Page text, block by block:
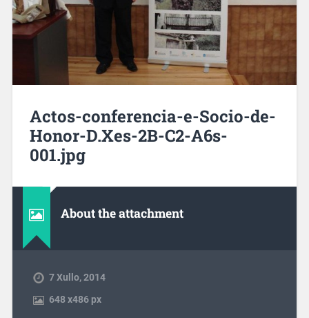
Actos-conferencia-e-Socio-de-
Honor-D.Xes-2B-C2-A6s-
001.jpg
About the attachment
7 Xullo, 2014
648x486 px